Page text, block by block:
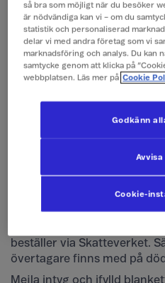
övertagare, tar det ett par
registreras i våra system.
registrerats kan vi börja
normala fall och vid
själva
Överlåtelse av
ett dödsbo fyller du i
abonnemang för dödsbo.
och spara den på din dator
beställer via Skatteverket.
övertagare finns med på
Mejla intyg och ifylld
så bra som möjligt när du besöker
är nödvändiga kan vi – om du
statistik och personaliserad
delar vi med andra företag som vi
marknadsföring och analys. Du kan
samtycke genom att klicka på
webbplatsen. Läs mer på Cookie
Cookie-
Avvisa
Godkänn